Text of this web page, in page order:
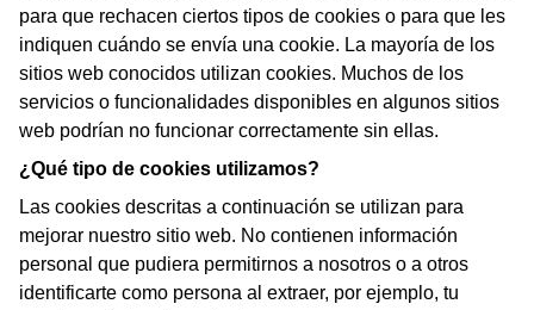
para que rechacen ciertos tipos de cookies o para que les
indiquen cuándo se envía una cookie. La mayoría de los
sitios web conocidos utilizan cookies. Muchos de los
servicios o funcionalidades disponibles en algunos sitios
web podrían no funcionar correctamente sin ellas.
¿Qué tipo de cookies utilizamos?
Las cookies descritas a continuación se utilizan para
mejorar nuestro sitio web. No contienen información
personal que pudiera permitirnos a nosotros o a otros
identificarte como persona al extraer, por ejemplo, tu